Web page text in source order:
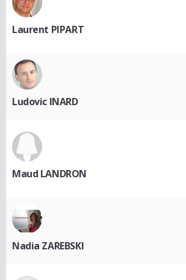
Laurent PIPART
Ludovic INARD
Maud LANDRON
Nadia ZAREBSKI